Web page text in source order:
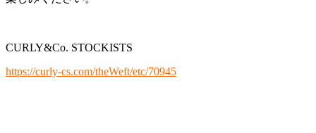
CURLY&Co. STOCKISTS
https://curly-cs.com/theWeft/etc/70945